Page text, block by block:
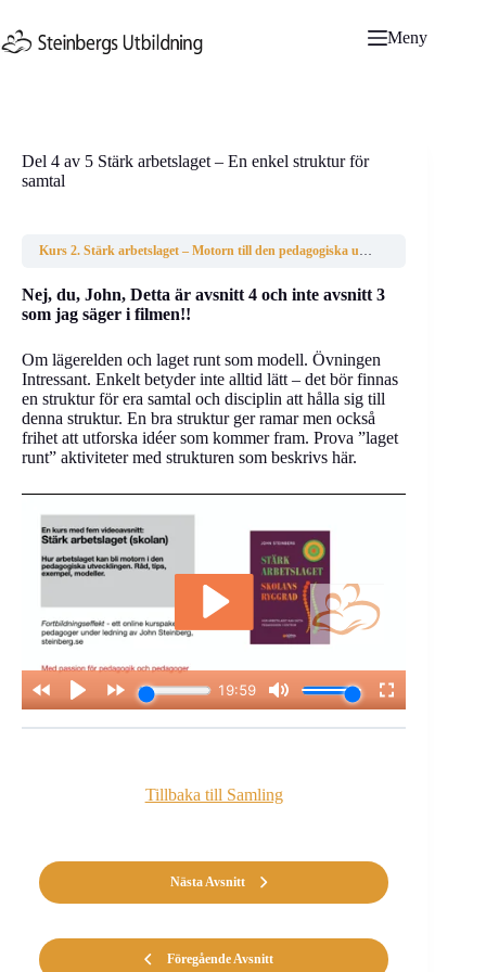
till
innehåll
Meny
Del 4 av 5 Stärk arbetslaget – En enkel struktur för
samtal
Kurs 2. Stärk arbetslaget – Motorn till den pedagogiska utvecklingen. Skolversionen
Nej, du, John, Detta är avsnitt 4 och inte avsnitt 3
som jag säger i filmen!!
Om lägerelden och laget runt som modell. Övningen
Intressant. Enkelt betyder inte alltid lätt – det bör finnas
en struktur för era samtal och disciplin att hålla sig till
denna struktur. En bra struktur ger ramar men också
frihet att utforska idéer som kommer fram. Prova ”laget
runt” aktiviteter med strukturen som beskrivs här.
Föregående Avsnitt
Tillbaka till Samling
Nästa Avsnitt